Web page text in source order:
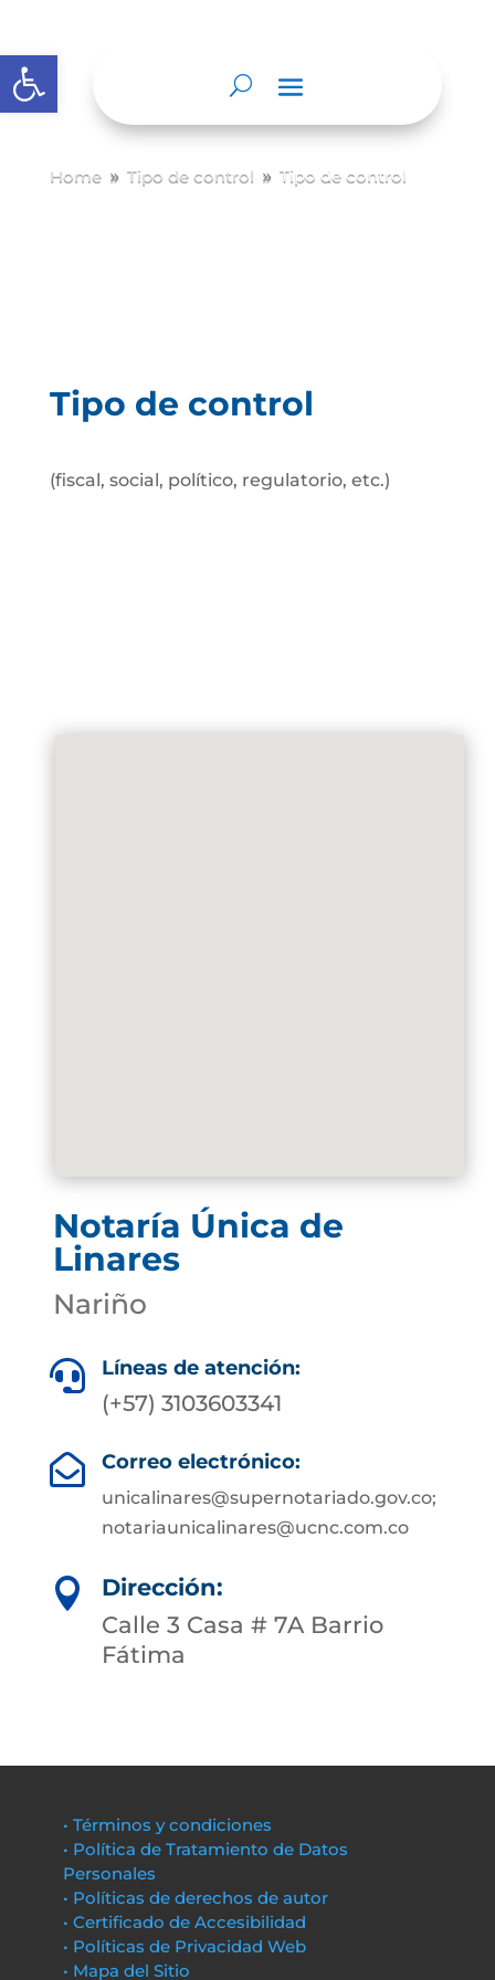
Abrir barra de herramientas
Home 9 Tipo de control 9 Tipo de control
Tipo de control
(fiscal, social, político, regulatorio, etc.)
Notaría Única de
Linares
Nariño
 Líneas de atención:
(+57) 3103603341
 Correo electrónico:
unicalinares@supernotariado.gov.co;
notariaunicalinares@ucnc.com.co

Dirección:
Calle 3 Casa # 7A Barrio
Fátima
• Términos y condiciones
• Política de Tratamiento de Datos
Personales
• Políticas de derechos de autor
• Certificado de Accesibilidad
• Políticas de Privacidad Web
• Mapa del Sitio